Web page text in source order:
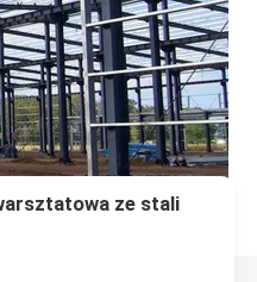
ze stali